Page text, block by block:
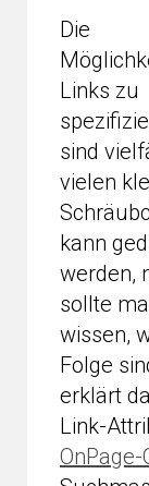
Die
Links zu
sind
vielen
kann
werden,
sollte
wissen,
Folge
erklärt
Link-